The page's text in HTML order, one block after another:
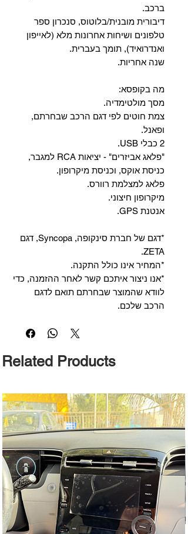
ברכב.
‏דיבורית מובנית/בלוטוס, ‏סנכרון ספר
טלפונים ושיחות אחרונות מלא (לאייפון
ואנדרואיד), תומך בעברית.
שנה אחריות.
מה בקופסא:
מסך מולטימדיה.
צמת חוטים לפי דגם הרכב שבחרתם,
ופאנל.
2 כבלי USB.
"פלאג אביזרים" - יציאות RCA למגבר,
כניסת אוקס, וכניסת מיקרופון.
פלאג למצלמת רוורס.
מיקרופון חיצוני.
אנטנת GPS.
*דגם של חברת סינקופה, Syncopa, דגם
ZETA.
*המחיר אינו כולל התקנה.
*אנו ניצור איתכם קשר לאחר ההזמנה, כדי
לוודא שהמוצר שבחרתם תואם לדגם
הרכב שלכם.
Related Products